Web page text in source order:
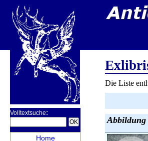
Volltextsuche:
Home
Die Liste
Abbildung